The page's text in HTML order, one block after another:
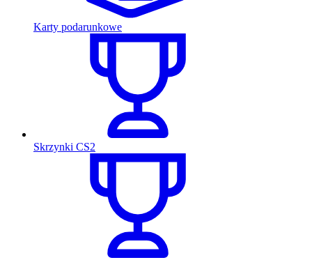
Karty podarunkowe
Skrzynki CS2